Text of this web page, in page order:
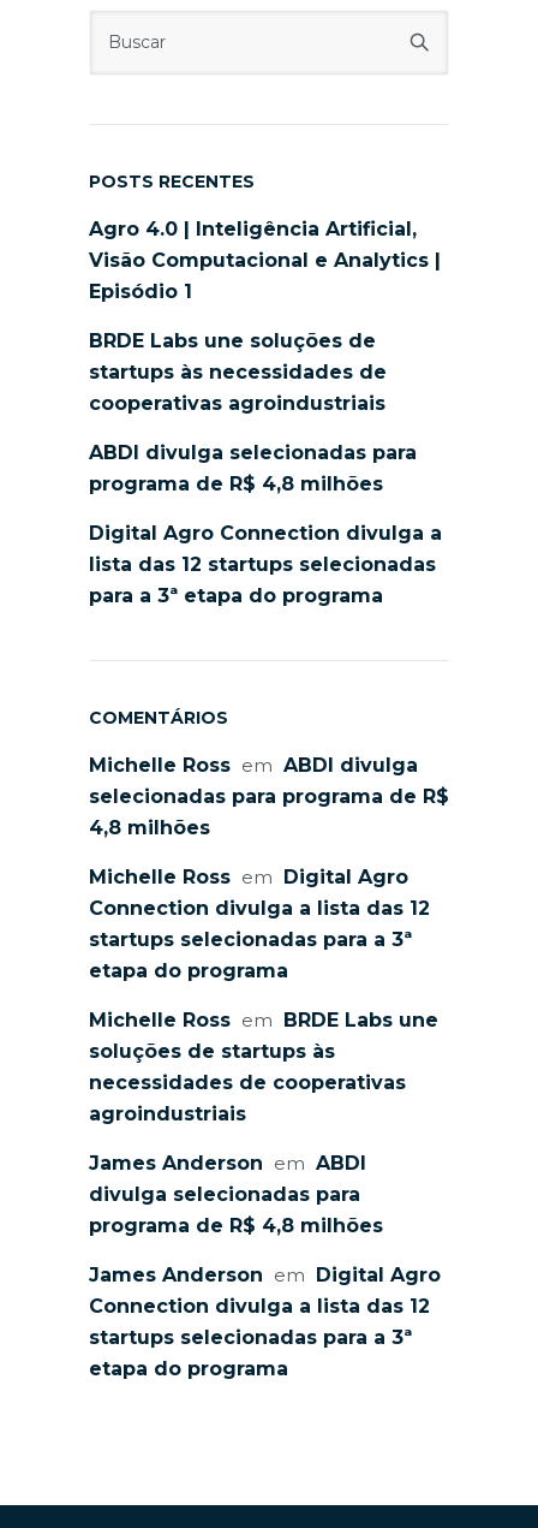
POSTS RECENTES
Agro 4.0 | Inteligência Artificial,
Visão Computacional e Analytics |
Episódio 1
BRDE Labs une soluções de
startups às necessidades de
cooperativas agroindustriais
ABDI divulga selecionadas para
programa de R$ 4,8 milhões
Digital Agro Connection divulga a
lista das 12 startups selecionadas
para a 3ª etapa do programa
COMENTÁRIOS
Michelle Ross em ABDI divulga
selecionadas para programa de R$
4,8 milhões
Michelle Ross em Digital Agro
Connection divulga a lista das 12
startups selecionadas para a 3ª
etapa do programa
Michelle Ross em BRDE Labs une
soluções de startups às
necessidades de cooperativas
agroindustriais
James Anderson em ABDI
divulga selecionadas para
programa de R$ 4,8 milhões
James Anderson em Digital Agro
Connection divulga a lista das 12
startups selecionadas para a 3ª
etapa do programa